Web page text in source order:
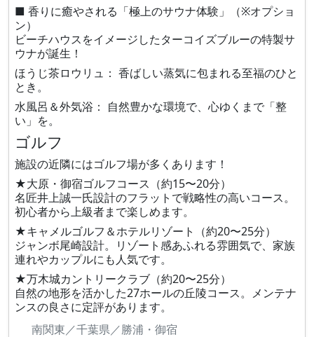
■ 香りに癒やされる「極上のサウナ体験」（※オプショ
ン）
ビーチハウスをイメージしたターコイズブルーの特製サ
ウナが誕生！
ほうじ茶ロウリュ： 香ばしい蒸気に包まれる至福のひと
とき。
水風呂＆外気浴： 自然豊かな環境で、心ゆくまで「整
い」を。
ゴルフ
施設の近隣にはゴルフ場が多くあります！
★大原・御宿ゴルフコース（約15〜20分）
名匠井上誠一氏設計のフラットで戦略性の高いコース。
初心者から上級者まで楽しめます。
★キャメルゴルフ＆ホテルリゾート（約20〜25分）
ジャンボ尾崎設計。リゾート感あふれる雰囲気で、家族
連れやカップルにも人気です。
★万木城カントリークラブ（約20〜25分）
自然の地形を活かした27ホールの丘陵コース。メンテナ
ンスの良さに定評があります。
南関東／千葉県／勝浦・御宿